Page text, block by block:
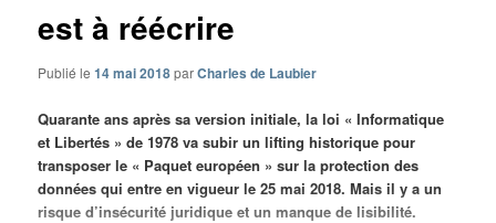
est à réécrire
Publié le14 mai 2018parCharles de Laubier
Quarante ans après sa version initiale, la loi « Informatique
et Libertés » de 1978 va subir un lifting historique pour
transposer le « Paquet européen » sur la protection des
données qui entre en vigueur le 25 mai 2018. Mais il y a un
risque d’insécurité juridique et un manque de lisibilité.